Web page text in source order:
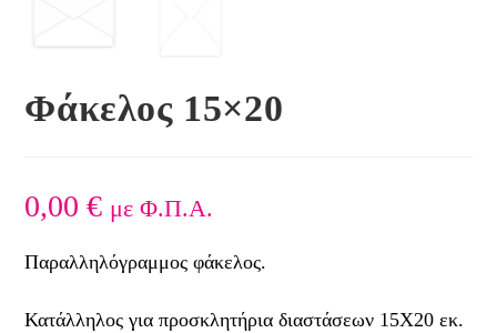
Φάκελος 15×20
0,00€ με Φ.Π.Α.
Παραλληλόγραμμος φάκελος.
Κατάλληλος για προσκλητήρια διαστάσεων 15Χ20 εκ.